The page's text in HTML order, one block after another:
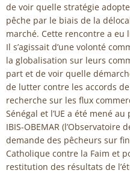
de voir quelle stratégie
pêche par le biais de la
marché. Cette rencontre a eu
Il s’agissait d’une volonté
la globalisation sur leurs
part et de voir quelle
de lutter contre les accords
recherche sur les flux
Sénégal et l’UE a été mené
IBIS-OBEMAR (l’Observatoire
demande des pêcheurs sur
Catholique contre la Faim et
restitution des résultats de